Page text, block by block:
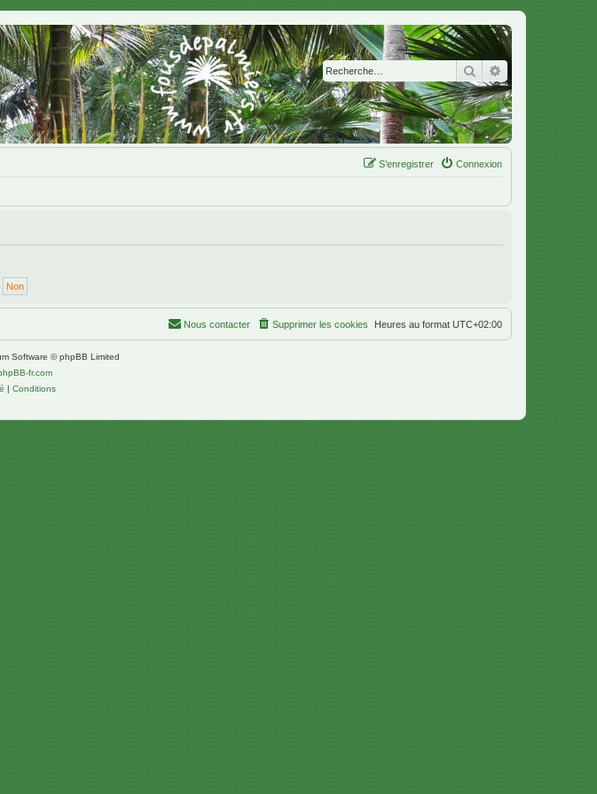
Rechercher
Connexion
S’enregistrer
Heures au format UTC+02:00
Supprimer les cookies
Nous contacter
Software © phpBB Limited
fr.com
| Conditions